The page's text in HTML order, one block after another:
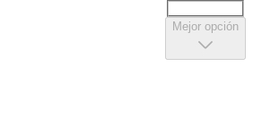
Mejor opción